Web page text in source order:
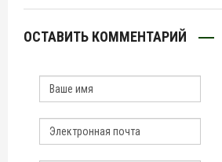
ОСТАВИТЬ КОММЕНТАРИЙ